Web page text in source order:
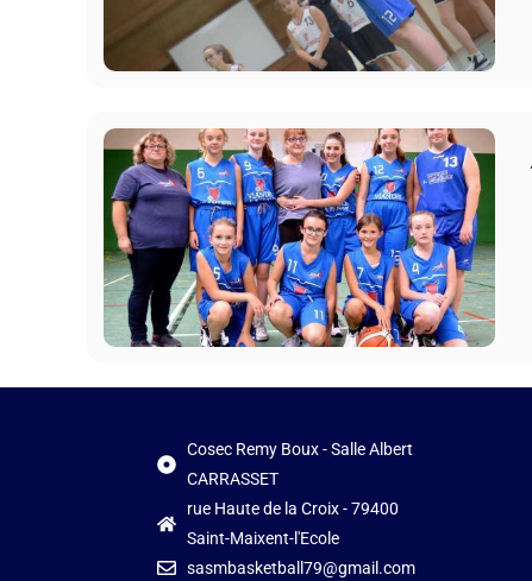
Cosec Remy Boux - Salle Albert
CARRASSET
rue Haute de la Croix - 79400
Saint-Maixent-l'Ecole
sasmbasketball79@gmail.com